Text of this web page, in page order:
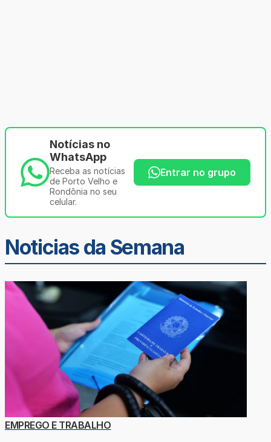
Notícias no
WhatsApp
Receba as notícias
de Porto Velho e
Rondônia no seu
celular.
Entrar no grupo
Noticias da Semana
EMPREGO E TRABALHO